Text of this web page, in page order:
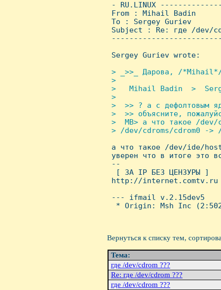
- RU.LINUX
From : Mihail Badin
To : Sergey Guriev
Subject : Re: где /dev/
Sergey Guriev wrote:
> _>>_ Даpова, /
>
>   Mihail Badin  >
>
>  >> ? а с дефолтовым
>  >> объясните,
>  MB> а что такое /dev/
> /dev/cdroms/cdrom0 -
а что такое /dev/ide/
уверен что в итоге это
--
  [ ЗА IP БЕЗ ЦЕHЗУРЫ ]
http://internet.comtv.ru
--- ifmail v.2.15dev5
* Origin: Msh Inc
Вернуться к списку тем,
Тема:
где /dev/cdrom ???
Re: где /dev/cdrom ???
где /dev/cdrom ???